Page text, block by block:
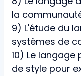
la
9) L'étude du
systèmes de
10) Le
de style pour